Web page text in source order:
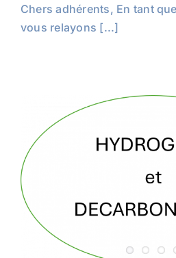
Chers adhérents, En tant
vous relayons [...]